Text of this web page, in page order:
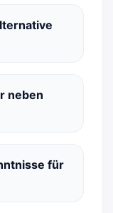
neben
für